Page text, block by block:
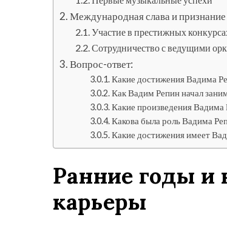
Международная слава и признание
Участие в престижных
Сотрудничество с ведущими
Вопрос-ответ:
Какие достижения Вадима
Как Вадим Репин начал
Какие произведения
Какова была роль Вадима
Какие достижения имеет
Ранние годы и
карьеры